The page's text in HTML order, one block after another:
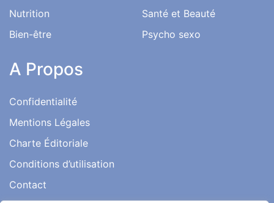
Nutrition
Bien-être
Santé et Beauté
Psycho sexo
A Propos
Confidentialité
Mentions Légales
Charte Éditoriale
Conditions d’utilisation
Contact